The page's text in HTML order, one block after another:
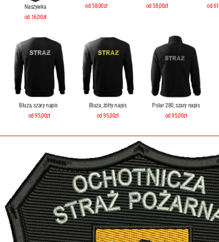
Naszywka
od 16,00zł
od 58,00zł
od 58,00zł
od
Bluza, szary napis
od 95,00zł
Bluza, żółty napis
od 95,00zł
Polar 280, szary napis
od 95,00zł